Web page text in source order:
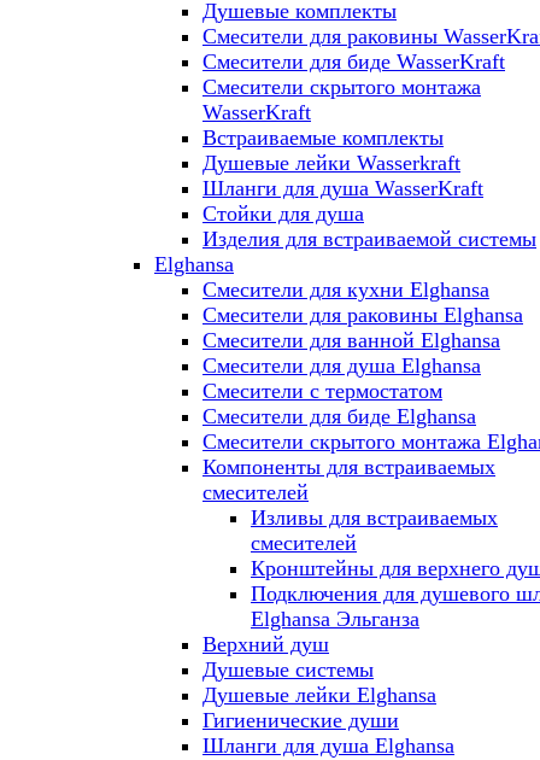
Душевые комплекты
Смесители для раковины
Смесители для биде WasserKraft
Смесители скрытого монтажа
WasserKraft
Встраиваемые комплекты
Душевые лейки Wasserkraft
Шланги для душа WasserKraft
Стойки для душа
Изделия для встраиваемой системы
Elghansa
Смесители для кухни Elghansa
Смесители для раковины Elghansa
Смесители для ванной Elghansa
Смесители для душа Elghansa
Смесители с термостатом
Смесители для биде Elghansa
Смесители скрытого монтажа
Компоненты для встраиваемых
смесителей
Изливы для встраиваемых
смесителей
Кронштейны для верхнего
Подключения для душевого
Elghansa Эльганза
Верхний душ
Душевые системы
Душевые лейки Elghansa
Гигиенические души
Шланги для душа Elghansa